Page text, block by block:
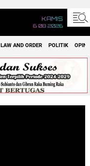
KAMIS
6 08 2026
LAW AND ORDER POLITIK OPINI